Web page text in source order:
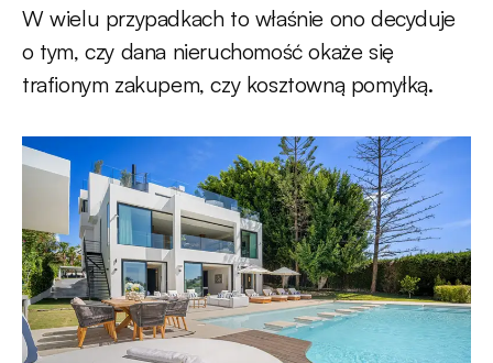
W wielu przypadkach to właśnie ono decyduje
o tym, czy dana nieruchomość okaże się
trafionym zakupem, czy kosztowną pomyłką.